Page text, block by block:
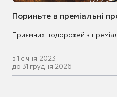
Пориньте в преміальні
Приємних подорожей з
з 1 січня 2023
до 31 грудня 2026